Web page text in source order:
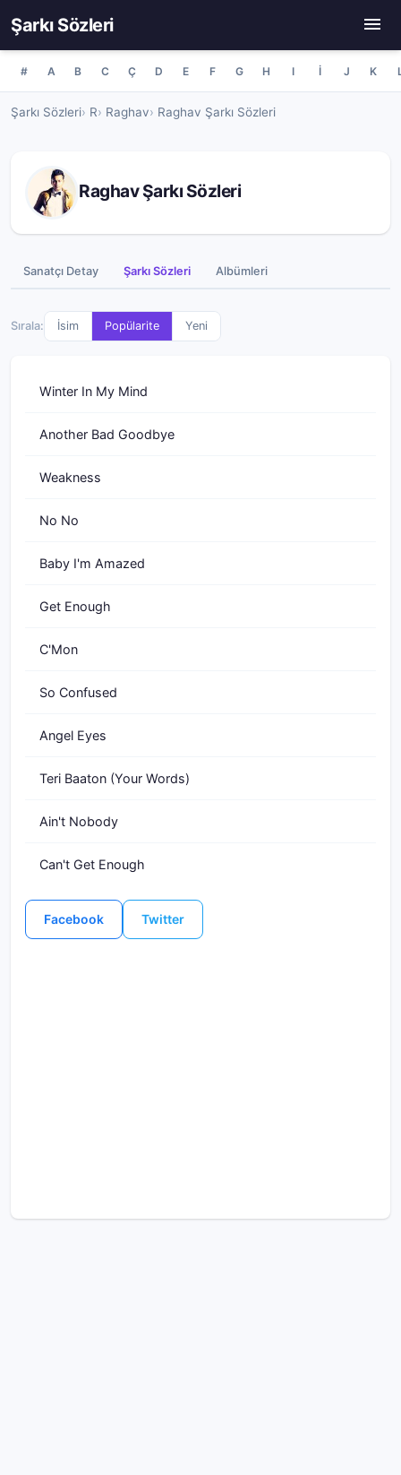
Şarkı Sözleri
# A B C Ç D E F G H I İ J K
Şarkı Sözleri R Raghav Raghav Şarkı Sözleri
Raghav Şarkı Sözleri
Sanatçı Detay Şarkı Sözleri Albümleri
Sırala: İsim Popülarite Yeni
Winter In My Mind
Another Bad Goodbye
Weakness
No No
Baby I'm Amazed
Get Enough
C'Mon
So Confused
Angel Eyes
Teri Baaton (Your Words)
Ain't Nobody
Can't Get Enough
Facebook Twitter